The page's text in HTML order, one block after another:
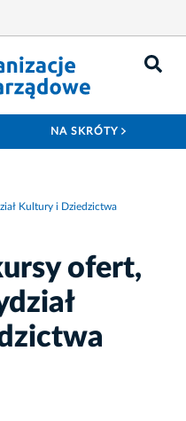
NA SKRÓTY
Kultury i Dziedzictwa
ofert,